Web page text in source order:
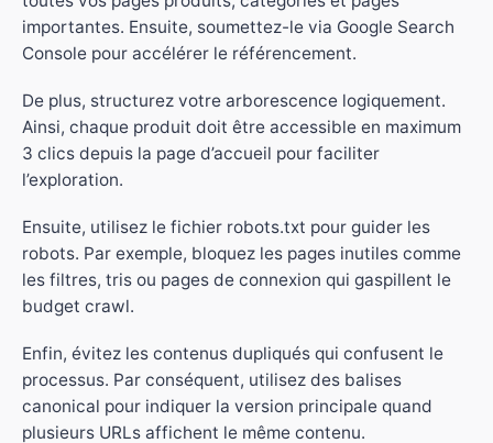
importantes. Ensuite, soumettez-le via Google Search
Console pour accélérer le référencement.
De plus, structurez votre arborescence logiquement.
Ainsi, chaque produit doit être accessible en maximum
3 clics depuis la page d’accueil pour faciliter
l’exploration.
Ensuite, utilisez le fichier robots.txt pour guider les
robots. Par exemple, bloquez les pages inutiles comme
les filtres, tris ou pages de connexion qui gaspillent le
budget crawl.
Enfin, évitez les contenus dupliqués qui confusent le
processus. Par conséquent, utilisez des balises
canonical pour indiquer la version principale quand
plusieurs URLs affichent le même contenu.